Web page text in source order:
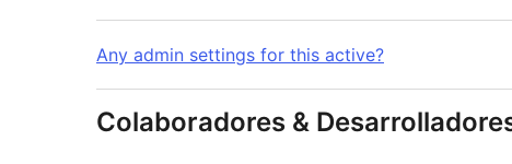
Any admin settings for this active?
Colaboradores &